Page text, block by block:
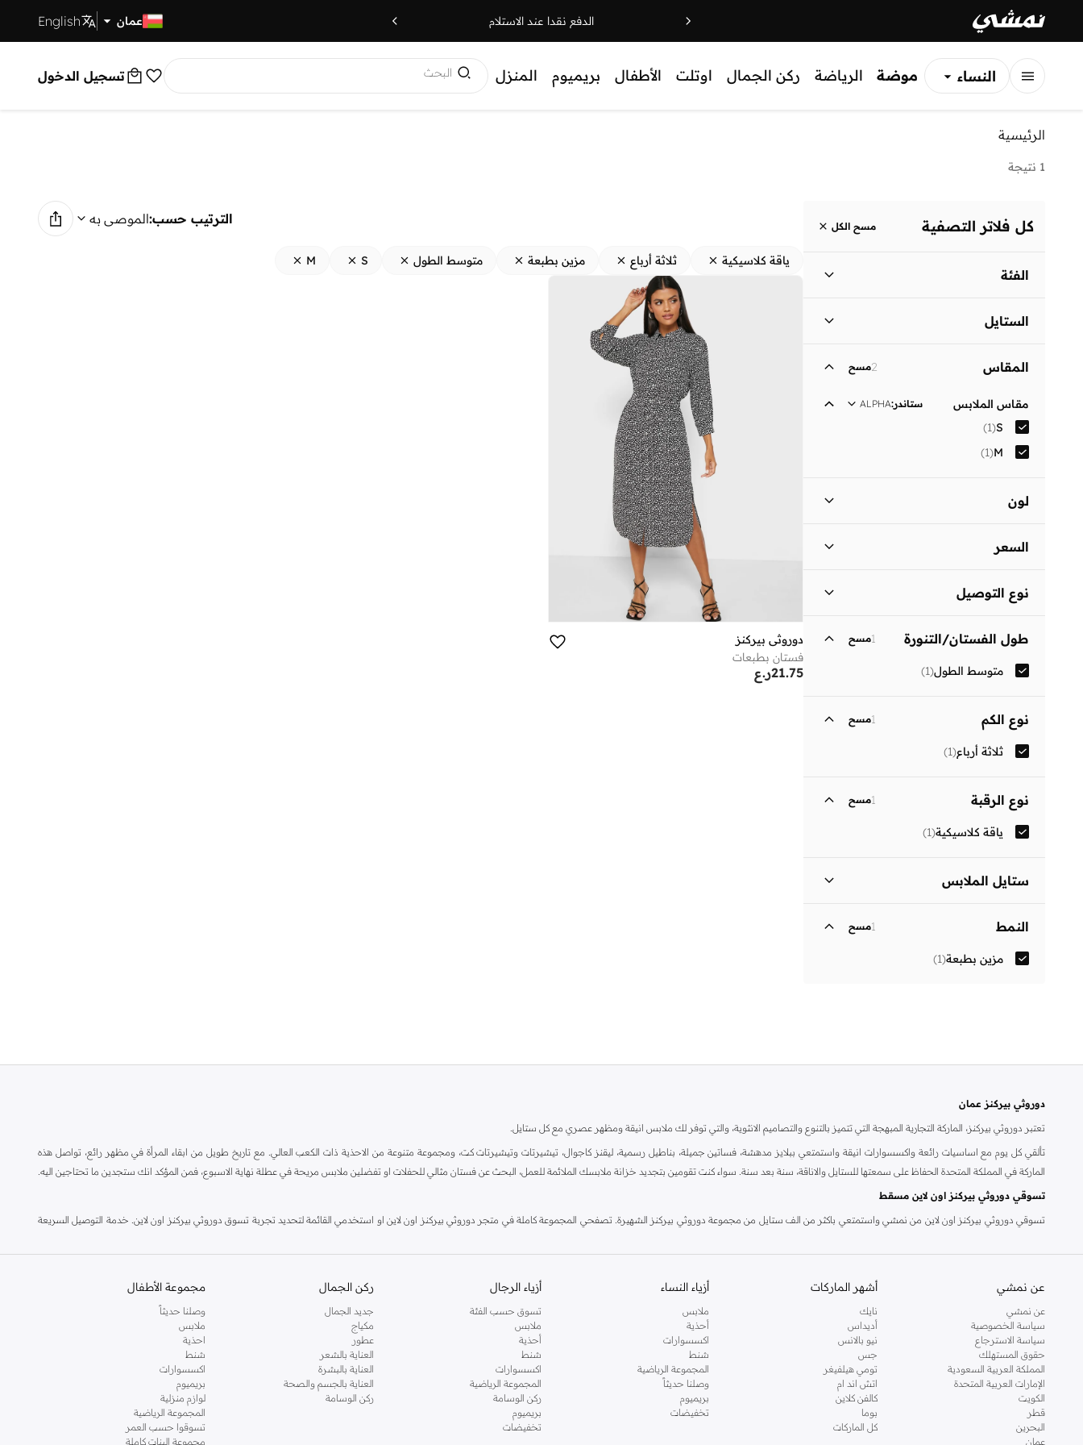
الدفع نقدا عند الاستلام عمان English
النساء
موضة الرياضة ركن الجمال اوتلت الأطفال بريميوم المنزل البحث تسجيل الدخول
الرئيسية
1 نتيجة
كل فلاتر التصفية مسح الكل
الفئة
نساء
الستايل
المقاس 2مسح
مقاس الملابس ستاندر:
ALPHA
S
(
1
)
M
(
1
)
لون
السعر
ر.ع
انطلق
نوع التوصيل
طول الفستان/التنورة 1مسح
متوسط الطول(
1
)
نوع الكم 1مسح
ثلاثة أرباع(
1
)
نوع الرقبة 1مسح
ياقة كلاسيكية(
1
)
ستايل الملابس
النمط 1مسح
مزين بطبعة(
1
)
الترتيب حسب:الموصى به
ياقة كلاسيكية ثلاثة أرباع مزين بطبعة متوسط الطول S
M
دوروثي بيركنز
فستان بطبعات
ر.ع21.75
دوروثي بيركنز عمان
تعتبر دوروثي بيركنز، الماركة التجارية المبهجة التي تتميز بالتنوع والتصاميم الانثوية، والتي توفر لك ملابس انيقة ومظهر عصري مع كل ستايل.
تألقي كل يوم مع اساسيات رائعة واكسسوارات انيقة واستمتعي ببلايز مدهشة، فساتين جميلة، بناطيل رسمية، ليقنز كاجوال، تيشيرتات وتيشيرتات كت، ومجموعة متنوعة من الاحذية ذات الكعب العالي. مع تاريخ طويل من ابقاء المرأة في مظهر رائع، تواصل هذه
الماركة في المملكة المتحدة الحفاظ على سمعتها للستايل والاناقة، سنة بعد سنة. سواء كنت تقومين بتجديد خزانة ملابسك الملائمة للعمل، البحث عن فستان مثالي للحفلات او تفضلين ملابس مريحة في عطلة نهاية الاسبوع، فمن المؤكد انك ستجدين ما تحتاجين اليه.
تسوقي دوروثي بيركنز اون لاين مسقط
تسوقي دوروثي بيركنز اون لاين من نمشي واستمتعي باكثر من الف ستايل من مجموعة دوروثي بيركنز الشهيرة. تصفحي المجموعة كاملة في متجر دوروثي بيركنز اون لاين او استخدمي القائمة لتحديد تجربة تسوق دوروثي بيركنز اون لاين. خدمة التوصيل السريعة
عن نمشي
عن نمشي
سياسة الخصوصية
سياسة الاسترجاع
حقوق المستهلك
المملكة العربية السعودية
الإمارات العربية المتحدة
الكويت
قطر
البحرين
عمان
أشهر الماركات
نايك
أديداس
نيو بالانس
جس
تومي هيلفيغر
اتش اند ام
كالفن كلاين
بوما
كل الماركات
أزياء النساء
ملابس
أحذية
اكسسوارات
شنط
المجموعة الرياضية
وصلنا حديثاً
بريميوم
تخفيضات
أزياء الرجال
تسوق حسب الفئة
ملابس
أحذية
شنط
اكسسوارات
المجموعة الرياضية
ركن الوسامة
بريميوم
تخفيضات
ركن الجمال
جديد الجمال
مكياج
عطور
العناية بالشعر
العناية بالبشرة
العناية بالجسم والصحة
ركن الوسامة
مجموعة الأطفال
وصلنا حديثاً
ملابس
احذية
شنط
اكسسوارات
بريميوم
لوازم منزلية
المجموعة الرياضية
تسوقوا حسب العمر
مجموعة البنات كاملة